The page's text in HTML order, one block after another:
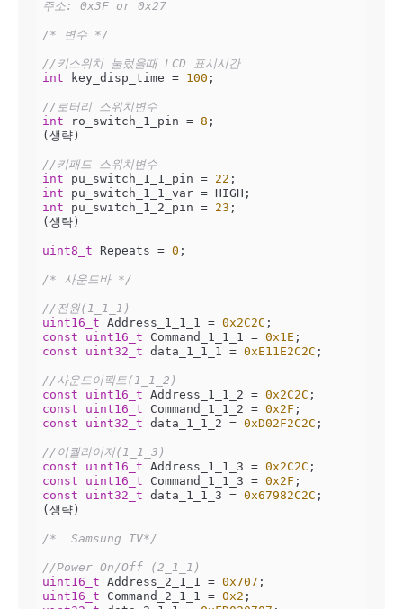
주소: 0x3F or 0x27
/* 변수 */
//키스위치 눌렀을때 LCD 표시시간
int key_disp_time = 100 ;
//로터리 스위치변수
int ro_switch_1_pin = 8 ;
(생략)
//키패드 스위치변수
int pu_switch_1_1_pin = 22
int
int pu_switch_1_2_pin = 23 ;
(생략)
uint8_t Repeats = 0 ;
/* 사운드바 */
//전원(1_1_1)
uint16_t Address_1_1_1 = 0x2C2C
const
uint16_t Command_1_1_1 = 0x1E
const
uint32_t data_1_1_1 = 0xE11E2C2C ;
//사운드이펙트(1_1_2)
const
uint16_t Address_1_1_2 = 0x2C2C
const
uint16_t Command_1_1_2 = 0x2F
const
uint32_t data_1_1_2 = 0xD02F2C2C ;
//이퀄라이저(1_1_3)
const
uint16_t Address_1_1_3 = 0x2C2C
const
uint16_t Command_1_1_3 = 0x2F
const
uint32_t data_1_1_3 = 0x67982C2C ;
(생략)
/*  Samsung TV*/
//Power On/Off (2_1_1)
uint16_t Address_2_1_1 = 0x707
uint16_t Command_2_1_1 = 0x2